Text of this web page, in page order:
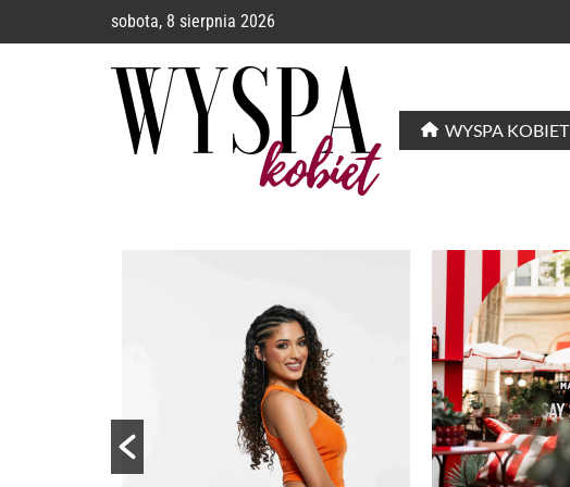
sobota, 8 sierpnia 2026
WYSPA KOBIET